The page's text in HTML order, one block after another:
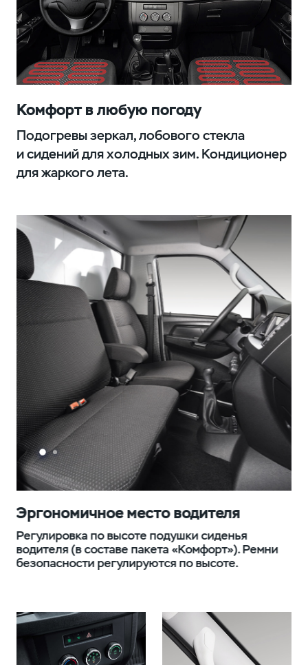
Комфорт в любую погоду
Подогревы зеркал, лобового стекла
и сидений для холодных зим. Кондиционер
для жаркого лета.
Эргономичное место водителя
Регулировка по высоте подушки сиденья
водителя (в составе пакета «Комфорт»). Ремни
безопасности регулируются по высоте.